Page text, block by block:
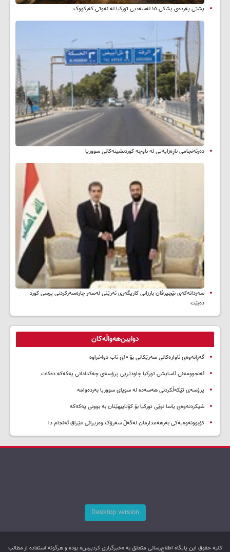
پشتی پەردەی پشکی ١٥ لەسەدیی تورکیا لە نەوتی کەرکووک
دەرئەنجامی ناڕەزایەتی لە ناوچە کوردنشینەکانی سووریا
سه‌ردانه‌کەی نێچیرڤان بارزانی كاریگه‌ری ئه‌رێنی له‌سه‌ر چاره‌سه‌ركردنی پرسی كورد
ده‌بێت
دوایین‌هەواڵەکان
گەڕانەوەی ئاوارەکانی سەرێکانی بۆ ۱۰ی ئاب دواخراوە
ئەنجوومەنی ئاسایشی تورکیا چاودێریی پرۆسەی چەکدادانی پەکەکە دەکات
پرۆسەی تێکەڵکردنی هەسەدە لە سوپای سووریا بەردەوامە
شیکردنەوەی یاسا نوێی تورکیا بۆ کۆتاییهێنان بە بوونی پەکەکە
کۆبوونەوەیەکی بەرهەمدارمان لەگەڵ سەرۆک وەزیرانی عێراق ئەنجام دا
Desktop version
کليه حقوق اين پایگاه اطلاع‌رسانی متعلق به «خبرگزاری کردپرس» بوده و هرگونه استفاده از مطالب